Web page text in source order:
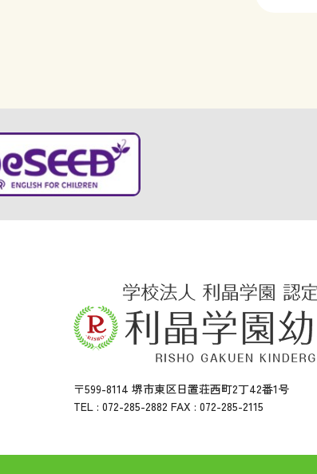
〒599-8114 堺市東区日置荘西町2丁42番1号
TEL : 072-285-2882 FAX : 072-285-2115